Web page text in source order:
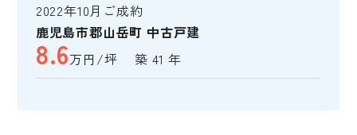
2022年10月ご成約
鹿児島市郡山岳町 中古戸建
8.6万円/坪 築 41 年